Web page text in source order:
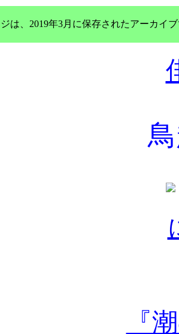
は、2019年3月に保存されたアーカイ
『